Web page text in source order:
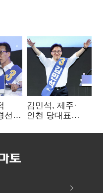
선
김민석, 제주·
인천 당대표